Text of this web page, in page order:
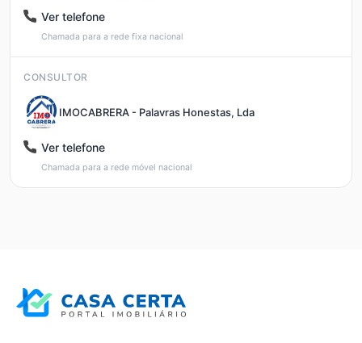
Ver telefone
Chamada para a rede fixa nacional
CONSULTOR
IMOCABRERA - Palavras Honestas, Lda
Ver telefone
Chamada para a rede móvel nacional